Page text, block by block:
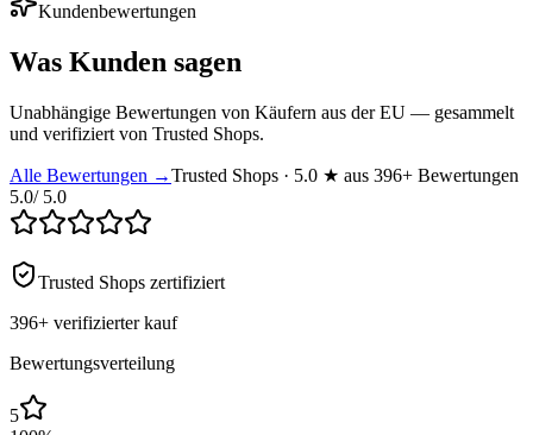
Kundenbewertungen
Was Kunden sagen
Unabhängige Bewertungen von Käufern aus der EU — gesammelt
und verifiziert von Trusted Shops.
Alle Bewertungen →Trusted Shops · 5.0 ★ aus 396+ Bewertungen
5.0/ 5.0
Trusted Shops zertifiziert
396+ verifizierter kauf
Bewertungsverteilung
5